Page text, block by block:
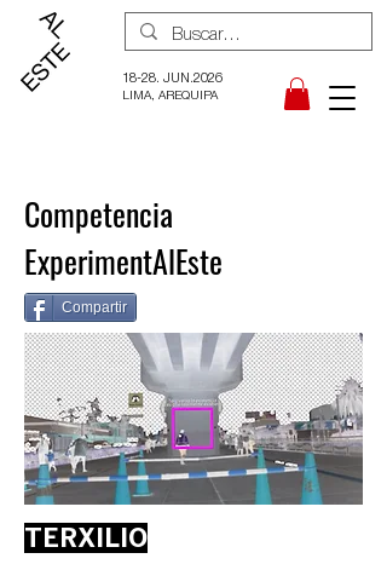
18-28. JUN.2026
LIMA, AREQUIPA
Competencia
ExperimentAlEste
Compartir
TERXILIO